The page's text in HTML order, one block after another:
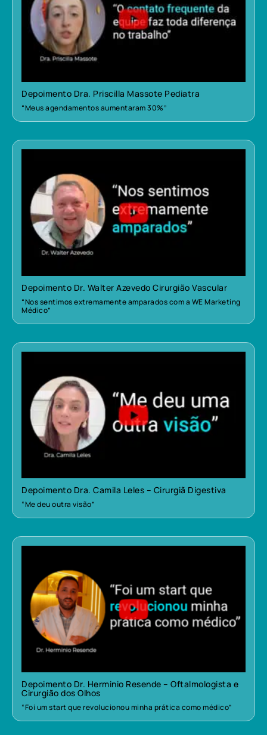
Depoimento Dra. Priscilla Massote Pediatra
“Meus agendamentos aumentaram 30%”
Depoimento Dr. Walter Azevedo Cirurgião Vascular
“Nos sentimos extremamente amparados com a WE Marketing
Médico”
Depoimento Dra. Camila Leles – Cirurgiã Digestiva
“Me deu outra visão”
Depoimento Dr. Herminio Resende – Oftalmologista e
Cirurgião dos Olhos
“Foi um start que revolucionou minha prática como médico”